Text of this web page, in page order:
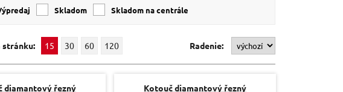
Výpredaj Skladom Skladom na centrále
stránku: 15 30 60 120 Radenie:
diamantový řezný
Kotouč diamantový řezný